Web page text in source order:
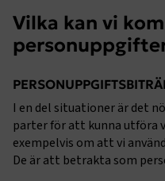
Vilka kan vi
I en del situationer är det
parter för att kunna utföra
exempelvis om att vi
De är att betrakta som